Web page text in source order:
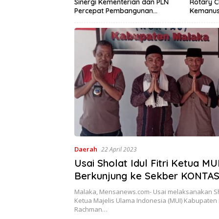
Percepat Pembangunan
Lebih
Daerah 22 April 2023
Usai Sholat Idul Fitri Ketua
Berkunjung ke Sekber KONTAS
Malaka, Mensanews.com- Usai melaksanakan
Ketua Majelis Ulama Indonesia (MUI)
Rachman…